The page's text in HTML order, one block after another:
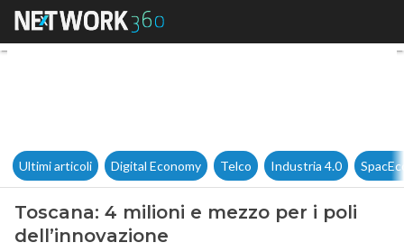
Toscana: 4 milioni e mezzo
Ultimi articoli Digital Economy Telco Industria 4.0
Toscana: 4 milioni e mezzo per i poli
dell’innovazione